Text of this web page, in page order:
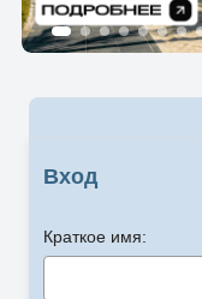
Вход
Краткое имя: